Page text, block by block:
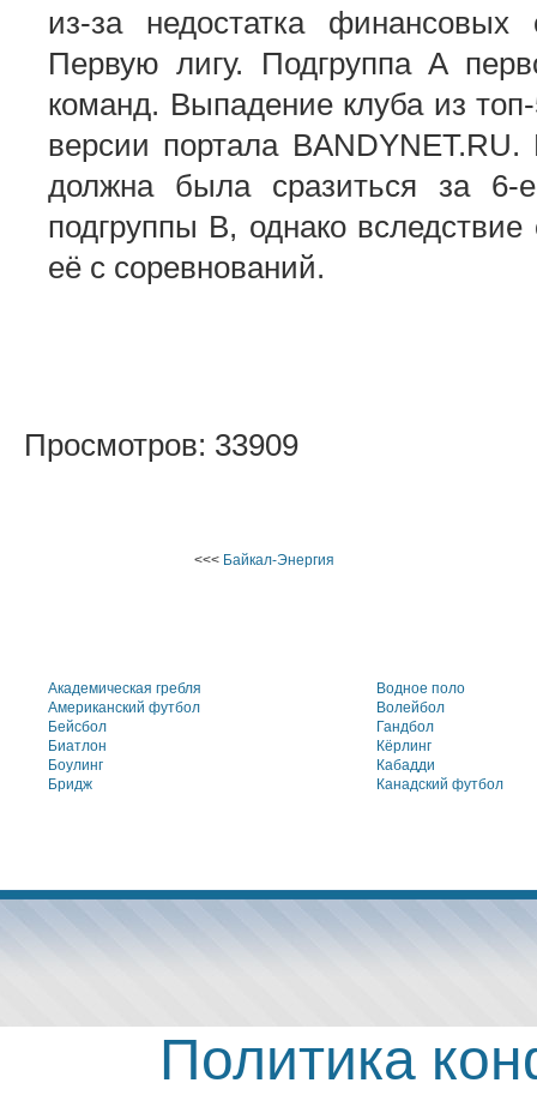
из-за недостатка
Первую лигу. Подгруппа A
команд. Выпадение клуба из
версии портала
должна была сразиться за 6-
подгруппы B, однако вследствие
её с соревнований.
Просмотров: 33909
<<< Байкал-Энергия
Академическая гребля
Американский футбол
Бейсбол
Биатлон
Боулинг
Бридж
Водное поло
Волейбол
Гандбол
Кёрлинг
Кабадди
Канадский футбол
Политика